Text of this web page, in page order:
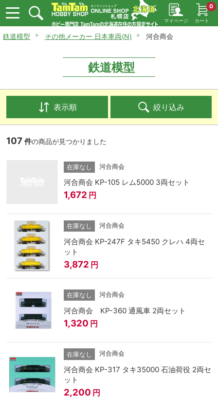
マイページ カート
0
鉄道模型 その他メーカー 日本車両(N) 河合商会
鉄道模型
表示順 絞り込み
107 件の商品が見つかりました
在庫なし 河合商会
河合商会 KP-105 レム5000 3両セット
1,672 円
在庫なし 河合商会
河合商会 KP-247F タキ5450 クレハ 4両セ
ット
3,872 円
在庫なし 河合商会
河合商会 KP-360 通風車 2両セット
1,320 円
在庫なし 河合商会
河合商会 KP-317 タキ35000 石油荷役 2両セ
ット
2,200 円